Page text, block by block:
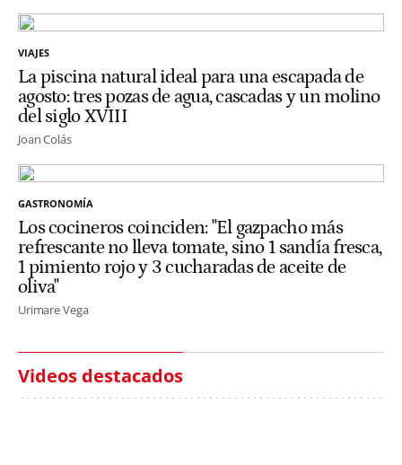
VIAJES
La piscina natural ideal para una escapada de
agosto: tres pozas de agua, cascadas y un molino
del siglo XVIII
Joan Colás
GASTRONOMÍA
Los cocineros coinciden: "El gazpacho más
refrescante no lleva tomate, sino 1 sandía fresca,
1 pimiento rojo y 3 cucharadas de aceite de
oliva"
Urimare Vega
Videos destacados